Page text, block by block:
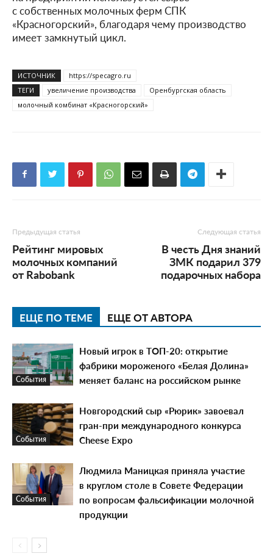
с собственных молочных ферм СПК
«Красногорский», благодаря чему производство
имеет замкнутый цикл.
ИСТОЧНИК
https://specagro.ru
ТЕГИ
увеличение производства
Оренбургская область
молочный комбинат «Красногорский»
Предыдущая статья
Рейтинг мировых
молочных компаний
от Rabobank
Следующая статья
В честь Дня знаний
ЗМК подарил 379
подарочных набора
ЕЩЕ ПО ТЕМЕ ЕЩЕ ОТ АВТОРА
События
Новый игрок в ТОП-20: открытие
фабрики мороженого «Белая Долина»
меняет баланс на российском рынке
События
Новгородский сыр «Рюрик» завоевал
гран-при международного конкурса
Cheese Expo
События
Людмила Маницкая приняла участие
в круглом столе в Совете Федерации
по вопросам фальсификации молочной
продукции